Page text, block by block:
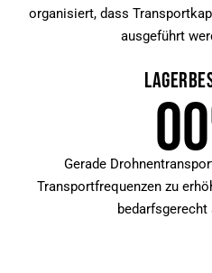
organisiert, dass
ausgeführt
00
Gerade
Transportfrequenzen zu
bedarfsgerecht